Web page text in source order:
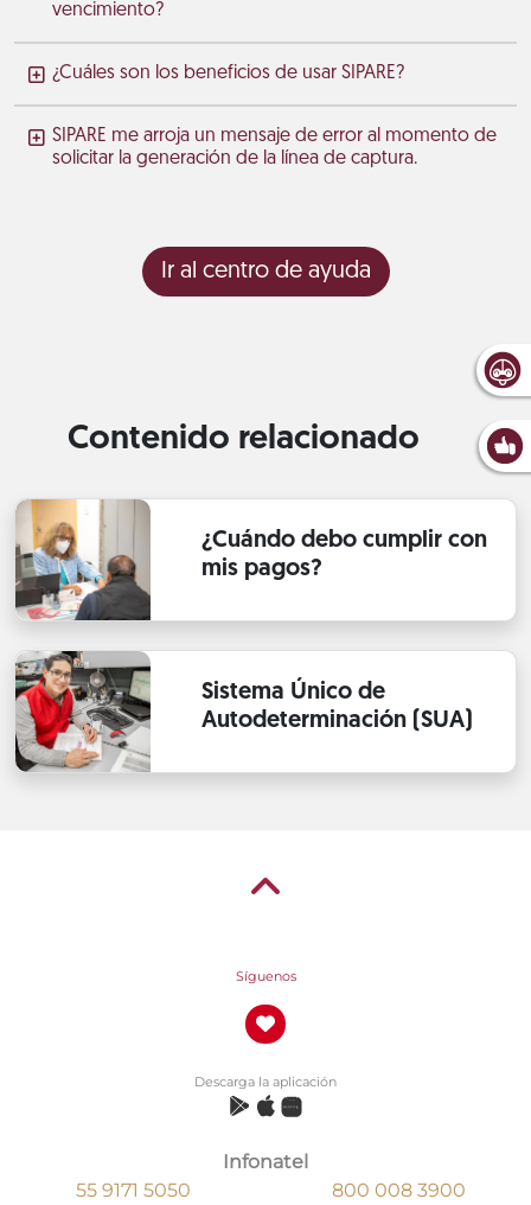
vencimiento?
¿Cuáles son los beneficios de usar SIPARE?
SIPARE me arroja un mensaje de error al momento de
solicitar la generación de la línea de captura.
Ir al centro de ayuda
Contenido relacionado
¿Cuándo debo cumplir con
mis pagos?
Sistema Único de
Autodeterminación (SUA)
Síguenos
Descarga la aplicación
Infonatel
55 9171 5050
800 008 3900